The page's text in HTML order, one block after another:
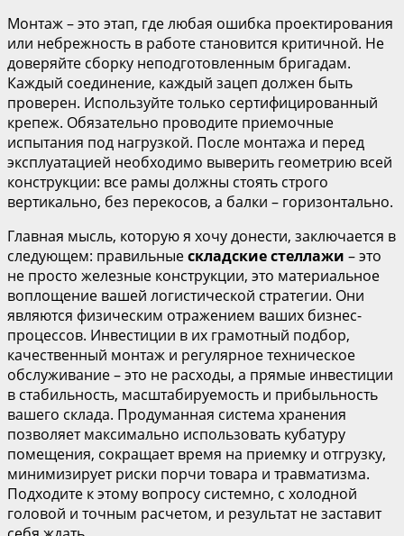
Монтаж – это этап, где любая ошибка проектирования
или небрежность в работе становится критичной. Не
доверяйте сборку неподготовленным бригадам.
Каждый соединение, каждый зацеп должен быть
проверен. Используйте только сертифицированный
крепеж. Обязательно проводите приемочные
испытания под нагрузкой. После монтажа и перед
эксплуатацией необходимо выверить геометрию всей
конструкции: все рамы должны стоять строго
вертикально, без перекосов, а балки – горизонтально.
Главная мысль, которую я хочу донести, заключается в
следующем: правильныескладские стеллажи – это
не просто железные конструкции, это материальное
воплощение вашей логистической стратегии. Они
являются физическим отражением ваших бизнес-
процессов. Инвестиции в их грамотный подбор,
качественный монтаж и регулярное техническое
обслуживание – это не расходы, а прямые инвестиции
в стабильность, масштабируемость и прибыльность
вашего склада. Продуманная система хранения
позволяет максимально использовать кубатуру
помещения, сокращает время на приемку и отгрузку,
минимизирует риски порчи товара и травматизма.
Подходите к этому вопросу системно, с холодной
головой и точным расчетом, и результат не заставит